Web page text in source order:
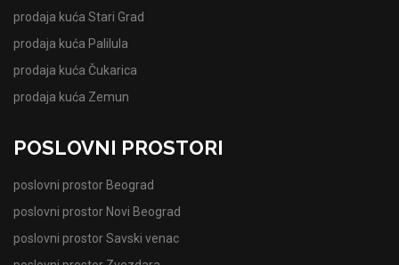
prodaja kuća Stari Grad
prodaja kuća Palilula
prodaja kuća Čukarica
prodaja kuća Zemun
POSLOVNI PROSTORI
poslovni prostor Beograd
poslovni prostor Novi Beograd
poslovni prostor Savski venac